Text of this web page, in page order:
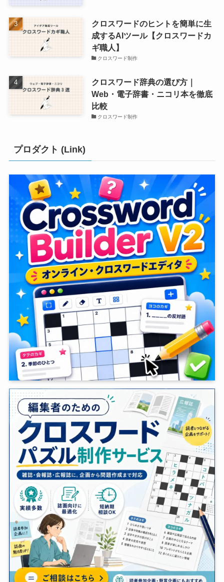
クロスワードのヒントを簡単に生
成するAIツール【クロスワードカ
ギ職人】
クロスワード制作
クロスワード辞典の選び方｜
Web・電子辞書・ニコリ本を徹底
比較
クロスワード制作
プロダクト (Link)